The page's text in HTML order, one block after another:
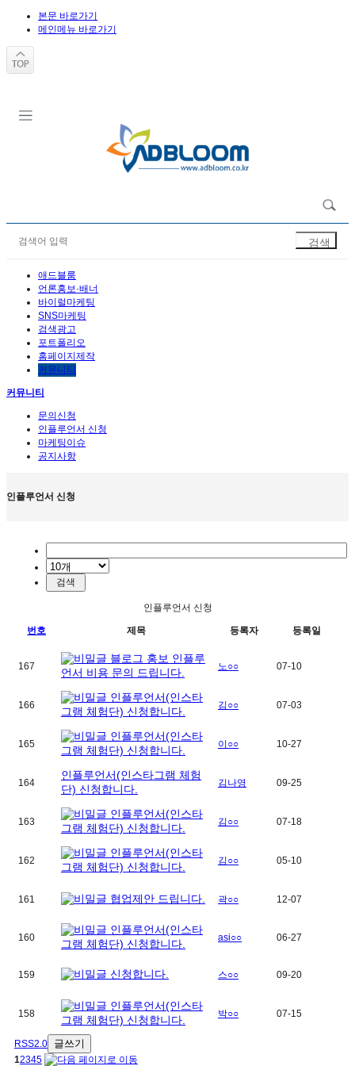
본문 바로가기
메인메뉴 바로가기
애드블룸
언론홍보·배너
바이럴마케팅
SNS마케팅
검색광고
포트폴리오
홈페이지제작
커뮤니티
커뮤니티
문의신청
인플루언서 신청
마케팅이슈
공지사항
인플루언서 신청
인플루언서 신청
번호 제목 등록자 등록일
167
블로그 홍보 인플루
언서 비용 문의 드립니다.
노○○ 07-10
166
인플루언서(인스타
그램 체험단) 신청합니다.
김○○ 07-03
165
인플루언서(인스타
그램 체험단) 신청합니다.
이○○ 10-27
164
인플루언서(인스타그램 체험
단) 신청합니다.
김나영 09-25
163
인플루언서(인스타
그램 체험단) 신청합니다.
김○○ 07-18
162
인플루언서(인스타
그램 체험단) 신청합니다.
김○○ 05-10
161 협업제안 드립니다. 곽○○ 12-07
160
인플루언서(인스타
그램 체험단) 신청합니다.
asi○○ 06-27
159 신청합니다. 스○○ 09-20
158
인플루언서(인스타
그램 체험단) 신청합니다.
박○○ 07-15
RSS2.0 글쓰기
12345